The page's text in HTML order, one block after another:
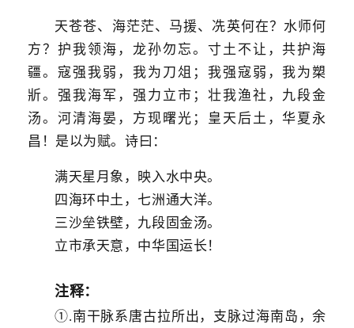
天苍苍、海茫茫、马援、冼英何在？水师何
方？护我领海，龙孙勿忘。寸土不让，共护海
疆。寇强我弱，我为刀俎；我强寇弱，我为槊
斨。强我海军，强力立市；壮我渔社，九段金
汤。河清海晏，方现曙光；皇天后土，华夏永
昌！是以为赋。诗曰：
满天星月象，映入水中央。
四海环中土，七洲通大洋。
三沙垒铁壁，九段固金汤。
立市承天意，中华国运长！
注释：
①.南干脉系唐古拉所出，支脉过海南岛，余